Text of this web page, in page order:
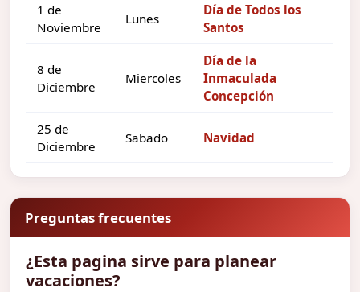
1 de
Noviembre
Lunes
Día de Todos los
Santos
8 de
Diciembre
Miercoles
Día de la
Inmaculada
Concepción
25 de
Diciembre
Sabado Navidad
Preguntas frecuentes
¿Esta pagina sirve para planear
vacaciones?